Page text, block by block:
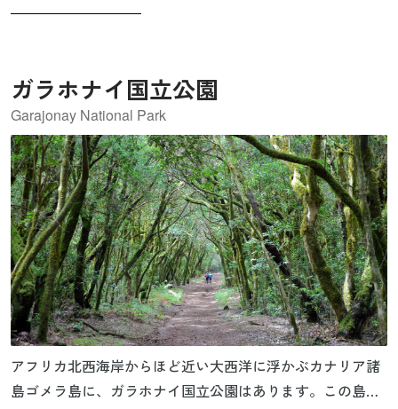
ガラホナイ国立公園
Garajonay National Park
アフリカ北西海岸からほど近い大西洋に浮かぶカナリア諸
島ゴメラ島に、ガラホナイ国立公園はあります。この島は